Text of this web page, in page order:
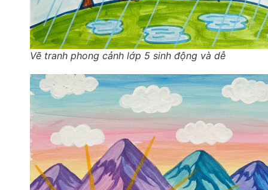
Vẽ tranh phong cảnh lớp 5 sinh động và dễ